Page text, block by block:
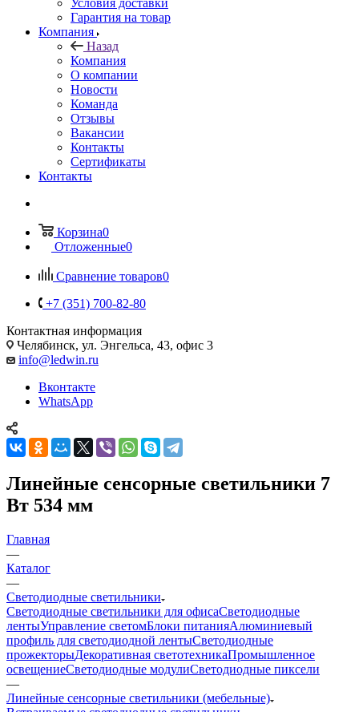
Условия доставки
Гарантия на товар
Компания
Назад
Компания
О компании
Новости
Команда
Отзывы
Вакансии
Контакты
Сертификаты
Контакты
Корзина0
Отложенные0
Сравнение товаров0
+7 (351) 700-82-80
Контактная информация
Челябинск, ул. Энгельса, 43, офис 3
info@ledwin.ru
Вконтакте
WhatsApp
Линейные сенсорные светильники 7
Вт 534 мм
Главная
—
Каталог
—
Светодиодные светильники
Светодиодные светильники для офисаСветодиодные
лентыУправление светомБлоки питанияАлюминиевый
профиль для светодиодной лентыСветодиодные
прожекторыДекоративная светотехникаПромышленное
освещениеСветодиодные модулиСветодиодные пиксели
—
Линейные сенсорные светильники (мебельные)